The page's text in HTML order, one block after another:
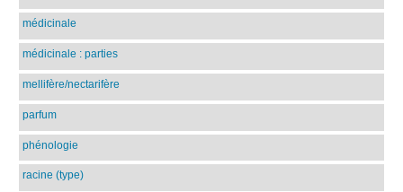
médicinale
médicinale : parties
mellifère/nectarifère
parfum
phénologie
racine (type)